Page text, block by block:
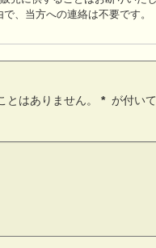
、当方への連絡は不要です。
はありません。 * が付い